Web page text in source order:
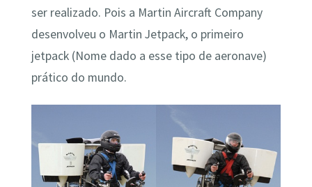
ser realizado. Pois a Martin Aircraft Company
desenvolveu o Martin Jetpack, o primeiro
jetpack (Nome dado a esse tipo de aeronave)
prático do mundo.